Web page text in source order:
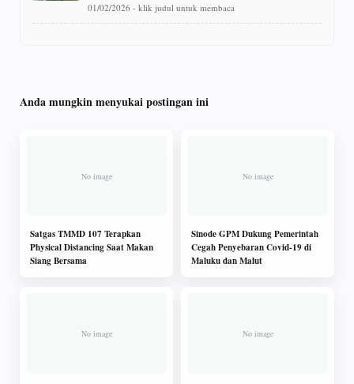
01/02/2026 - klik judul untuk membaca
Anda mungkin menyukai postingan ini
Satgas TMMD 107 Terapkan
Physical Distancing Saat Makan
Siang Bersama
Sinode GPM Dukung Pemerintah
Cegah Penyebaran Covid-19 di
Maluku dan Malut